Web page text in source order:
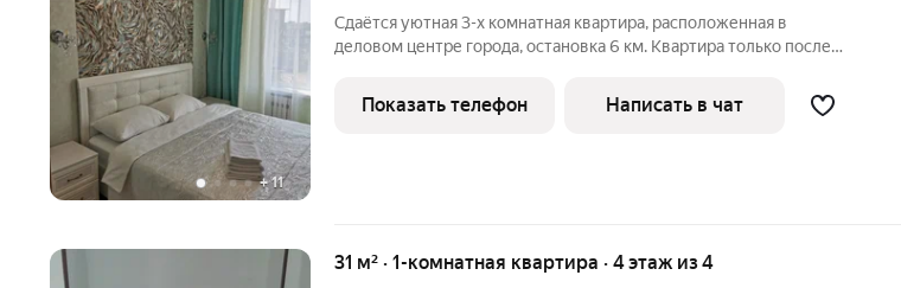
+11
Сдаётся уютная 3-х комнатная квартира, расположенная в
деловом центре города, остановка 6 км. Квартира только после
остановка, Центральный рынок, Сбербанк, торговые центры, кафе,
рестораны,
Показать телефон Написать в чат
31 м² · 1-комнатная квартира · 4 этаж из 4